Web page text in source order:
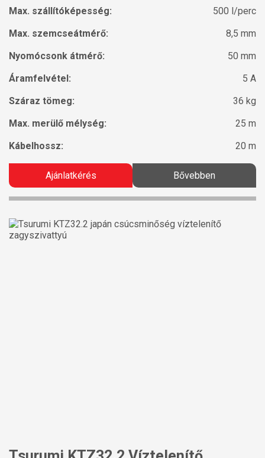
Max. szállítóképesség:
500 l/perc
Max. szemcseátmérő:
8,5 mm
Nyomócsonk átmérő:
50 mm
Áramfelvétel:
5 A
Száraz tömeg:
36 kg
Max. merülő mélység:
25 m
Kábelhossz:
20 m
Ajánlatkérés Bővebben